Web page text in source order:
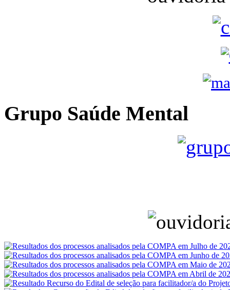
Grupo Saúde Mental